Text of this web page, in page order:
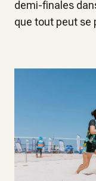
demi-finales
que tout peut se